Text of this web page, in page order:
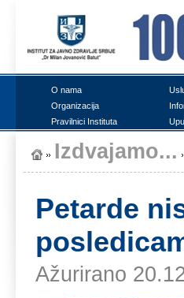
О nаmа
Оrgаnizаciја
Prаvilnici Institutа
Izdvајаmо...
Pеtаrdе
Ažurirano